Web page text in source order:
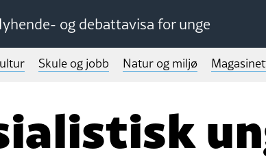
og debattavisa for unge
Skule og jobb Natur og miljø